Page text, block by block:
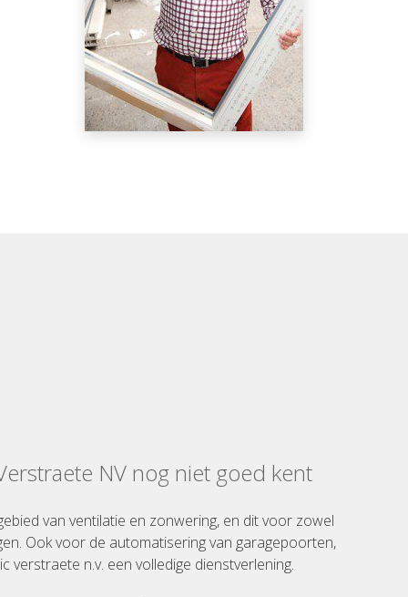
NV nog niet goed kent
van ventilatie en zonwering, en dit voor zowel
Ook voor de automatisering van garagepoorten,
verstraete n.v. een volledige dienstverlening.